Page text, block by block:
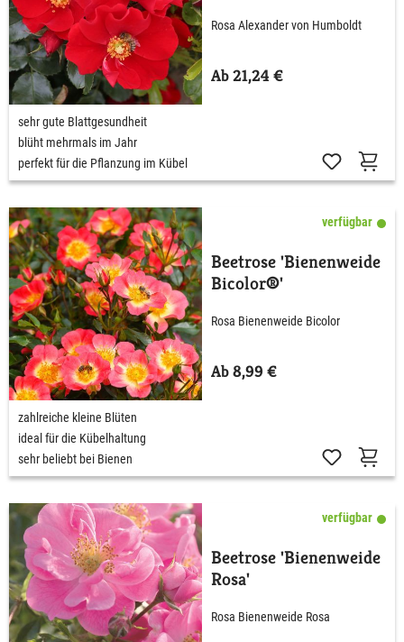
Rosa Alexander von Humboldt
Ab 21,24 €
sehr gute Blattgesundheit
blüht mehrmals im Jahr
perfekt für die Pflanzung im Kübel
verfügbar
Beetrose 'Bienenweide
Bicolor®'
Rosa Bienenweide Bicolor
Ab 8,99 €
zahlreiche kleine Blüten
ideal für die Kübelhaltung
sehr beliebt bei Bienen
verfügbar
Beetrose 'Bienenweide
Rosa'
Rosa Bienenweide Rosa